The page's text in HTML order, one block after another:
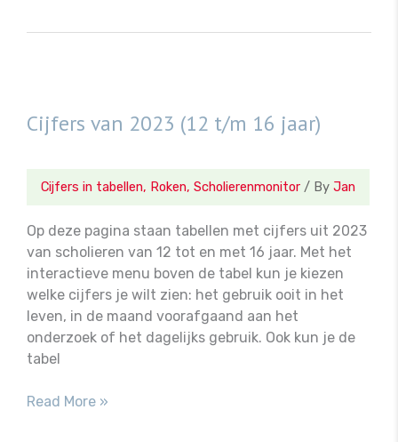
Cijfers van 2023 (12 t/m 16 jaar)
Cijfers in tabellen, Roken, Scholierenmonitor / By Jan
Op deze pagina staan tabellen met cijfers uit 2023
van scholieren van 12 tot en met 16 jaar. Met het
interactieve menu boven de tabel kun je kiezen
welke cijfers je wilt zien: het gebruik ooit in het
leven, in de maand voorafgaand aan het
onderzoek of het dagelijks gebruik. Ook kun je de
tabel
Cijfers
Read More »